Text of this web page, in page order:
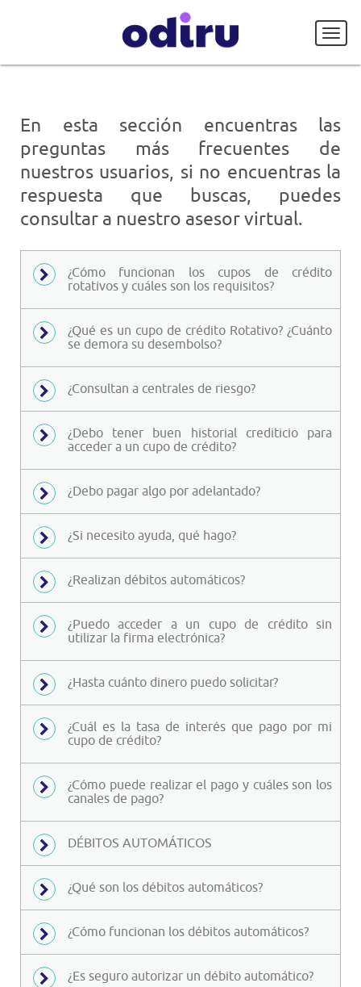
En esta sección encuentras las
preguntas más frecuentes de
nuestros usuarios, si no encuentras la
respuesta que buscas, puedes
consultar a nuestro asesor virtual.
¿Cómo funcionan los cupos de crédito
rotativos y cuáles son los requisitos?
¿Qué es un cupo de crédito Rotativo? ¿Cuánto
se demora su desembolso?
¿Consultan a centrales de riesgo?
¿Debo tener buen historial crediticio para
acceder a un cupo de crédito?
¿Debo pagar algo por adelantado?
¿Si necesito ayuda, qué hago?
¿Realizan débitos automáticos?
¿Puedo acceder a un cupo de crédito sin
utilizar la firma electrónica?
¿Hasta cuánto dinero puedo solicitar?
¿Cuál es la tasa de interés que pago por mi
cupo de crédito?
¿Cómo puede realizar el pago y cuáles son los
canales de pago?
DÉBITOS AUTOMÁTICOS
¿Qué son los débitos automáticos?
¿Cómo funcionan los débitos automáticos?
¿Es seguro autorizar un débito automático?